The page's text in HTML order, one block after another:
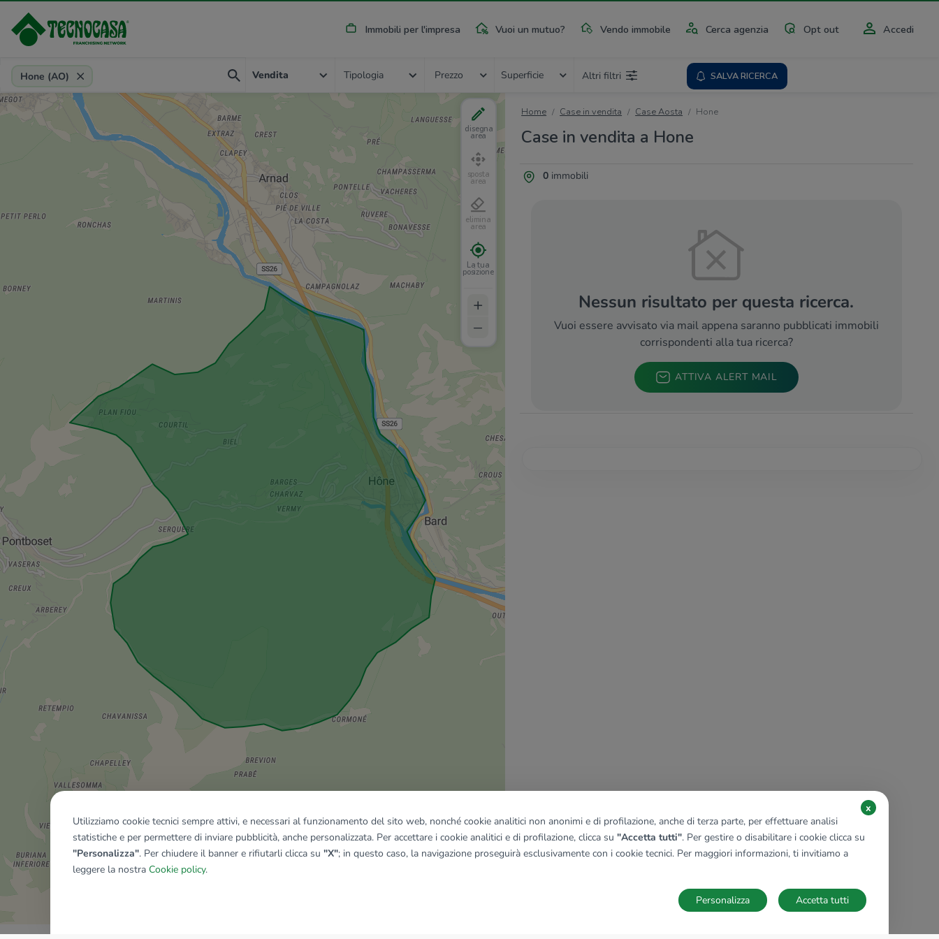
Immobili per l'impresa Vuoi un mutuo? Vendo immobile Cerca agenzia Opt out Accedi
Provincia, comune, zona, riferimento
Hone (AO) Vendita Tipologia Prezzo Superficie Altri filtri SALVA RICERCA
Home Case in vendita Case Aosta Hone
Case in vendita a Hone
0immobili
Nessun risultato per questa ricerca.
Vuoi essere avvisato via mail appena saranno pubblicati immobili
corrispondenti alla tua ricerca?
ATTIVA ALERT MAIL
disegna
area
sposta
area
elimina
area
La tua
posizione
+
–
Mostra tutti gli immobili del riquadro
Utilizziamo cookie tecnici sempre attivi, e necessari al funzionamento del sito web, nonché cookie analitici non anonimi e di profilazione, anche di terza parte, per effettuare analisi
statistiche e per permettere di inviare pubblicità, anche personalizzata. Per accettare i cookie analitici e di profilazione, clicca su "Accetta tutti". Per gestire o disabilitare i cookie clicca su
"Personalizza". Per chiudere il banner e rifiutarli clicca su "X"; in questo caso, la navigazione proseguirà esclusivamente con i cookie tecnici. Per maggiori informazioni, ti invitiamo a
leggere la nostra Cookie policy.
x
Accetta tutti
Personalizza